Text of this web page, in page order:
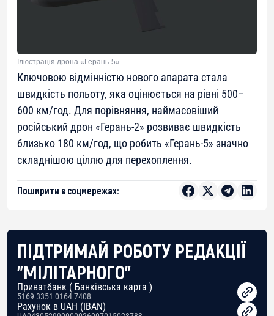
Ілюстрація дрона «Герань-5»
Ключовою відмінністю нового апарата стала
швидкість польоту, яка оцінюється на рівні 500–
600 км/год. Для порівняння, наймасовіший
російський дрон «Герань-2» розвиває швидкість
близько 180 км/год, що робить «Герань-5» значно
складнішою ціллю для перехоплення.
Поширити в соцмережах:
ПІДТРИМАЙ РОБОТУ РЕДАКЦІЇ
"МІЛІТАРНОГО"
Приватбанк ( Банківська карта )
5169 3351 0164 7408
Рахунок в UAH (IBAN)